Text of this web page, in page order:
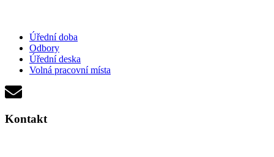
Úřední doba
Odbory
Úřední deska
Volná pracovní místa
Kontakt